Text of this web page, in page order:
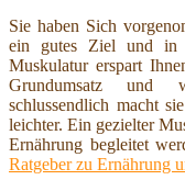
Sie haben Sich
ein gutes Ziel und in
Muskulatur erspart
Grundumsatz und
schlussendlich macht
leichter. Ein gezielter
Ernährung begleitet
Ratgeber zu Ernährung